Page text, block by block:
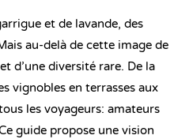
et de lavande, des
au-delà de cette image de
d’une diversité rare. De la
vignobles en terrasses aux
les voyageurs: amateurs
guide propose une vision